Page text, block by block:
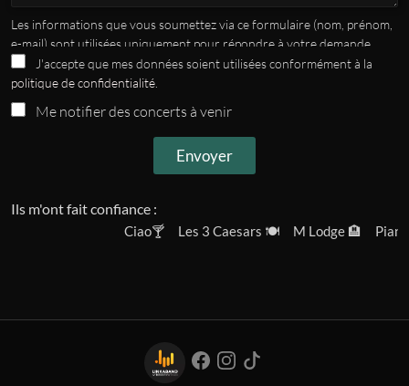
Les informations que vous soumettez via ce formulaire (nom, prénom,
e-mail) sont utilisées uniquement pour répondre à votre demande.
Elles ne seront pas partagées avec des tiers sans votre consentement.
Vous pouvez exercer vos droits d'accès, de rectification ou de
suppression de vos données en nous contactant à
amiot.com. Pour plus d'informations, consultez notre
J'accepte que mes données soient utilisées conformément à la
politique de confidentialité
Me notifier des concerts à venir
Envoyer
Ils m'ont fait confiance :
Ciao🍸 Les 3 Caesars 🍽️ M Lodge 🏨